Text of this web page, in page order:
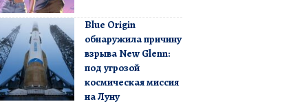
Blue Origin
обнаружила причину
взрыва New Glenn:
под угрозой
космическая миссия
на Луну